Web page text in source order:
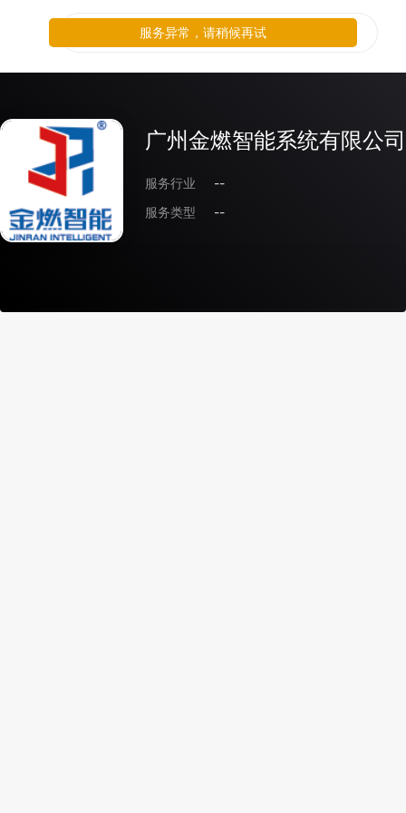
广州金燃智能系统有限公司
服务行业
--
服务类型
--
服务异常，请稍候再试